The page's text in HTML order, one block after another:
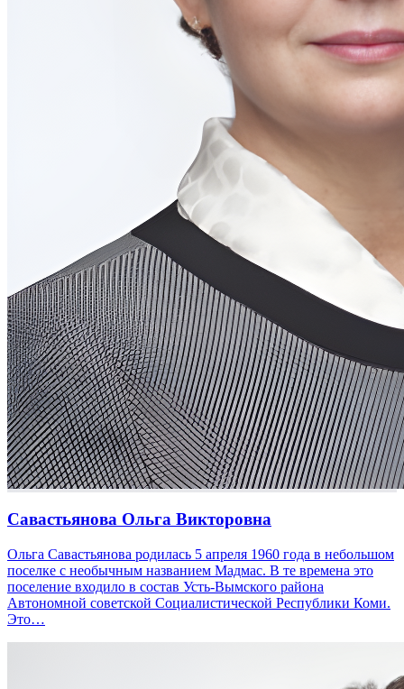
Савастьянова Ольга Викторовна
Ольга Савастьянова родилась 5 апреля 1960 года в небольшом
поселке с необычным названием Мадмас. В те времена это
поселение входило в состав Усть-Вымского района
Автономной советской Социалистической Республики Коми.
Это…